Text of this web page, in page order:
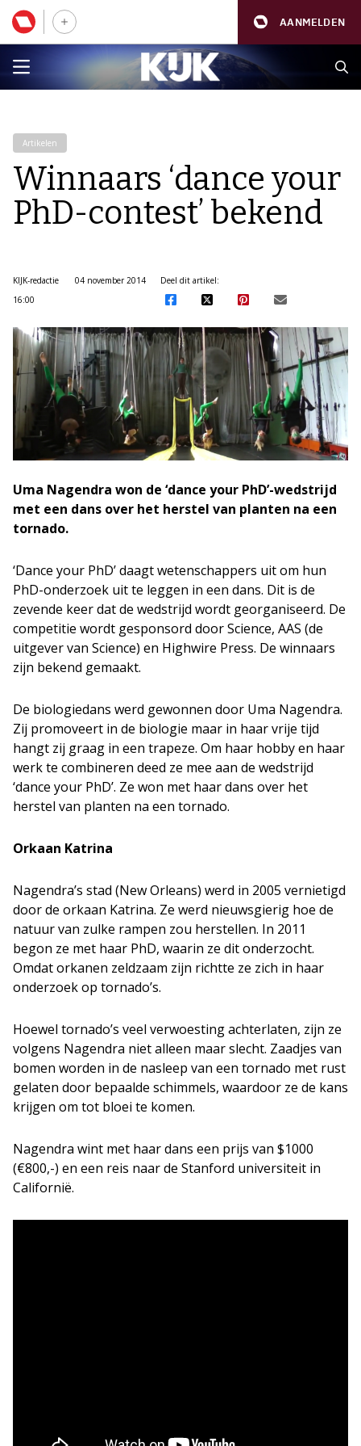
AANMELDEN
Artikelen
Winnaars ‘dance your
PhD-contest’ bekend
KIJK-redactie
04 november 2014
16:00
Deel dit artikel:
Uma Nagendra won de ‘dance your PhD’-wedstrijd
met een dans over het herstel van planten na een
tornado.
‘Dance your PhD’ daagt wetenschappers uit om hun
PhD-onderzoek uit te leggen in een dans. Dit is de
zevende keer dat de wedstrijd wordt georganiseerd. De
competitie wordt gesponsord door Science, AAS (de
uitgever van Science) en Highwire Press. De winnaars
zijn bekend gemaakt.
De biologiedans werd gewonnen door Uma Nagendra.
Zij promoveert in de biologie maar in haar vrije tijd
hangt zij graag in een trapeze. Om haar hobby en haar
werk te combineren deed ze mee aan de wedstrijd
‘dance your PhD’. Ze won met haar dans over het
herstel van planten na een tornado.
Orkaan Katrina
Nagendra’s stad (New Orleans) werd in 2005 vernietigd
door de orkaan Katrina. Ze werd nieuwsgierig hoe de
natuur van zulke rampen zou herstellen. In 2011
begon ze met haar PhD, waarin ze dit onderzocht.
Omdat orkanen zeldzaam zijn richtte ze zich in haar
onderzoek op tornado’s.
Hoewel tornado’s veel verwoesting achterlaten, zijn ze
volgens Nagendra niet alleen maar slecht. Zaadjes van
bomen worden in de nasleep van een tornado met rust
gelaten door bepaalde schimmels, waardoor ze de kans
krijgen om tot bloei te komen.
Nagendra wint met haar dans een prijs van $1000
(€800,-) en een reis naar de Stanford universiteit in
Californië.